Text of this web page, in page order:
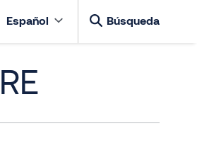
Español Búsqueda